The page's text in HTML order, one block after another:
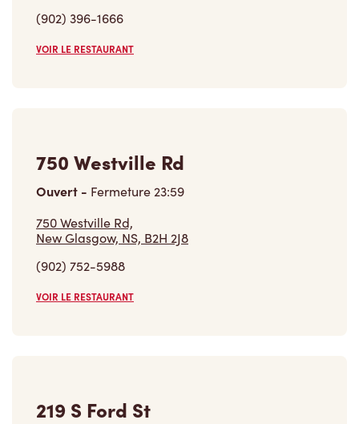
(902) 396-1666
VOIR LE RESTAURANT
750 Westville Rd
Ouvert - Fermeture23:59
750 Westville Rd,
New Glasgow, NS, B2H 2J8
(902) 752-5988
VOIR LE RESTAURANT
219 S Ford St